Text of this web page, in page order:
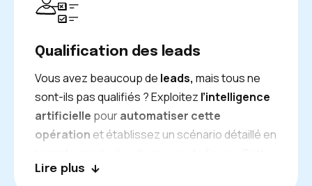
Qualification des leads
Vous avez beaucoup de leads, mais tous ne
sont-ils pas qualifiés ? Exploitez l’intelligence
artificielle pourautomatiser cette
opération et établissez un scénario détaillé en
automatisation vous offre la possibilité de
Lire plus